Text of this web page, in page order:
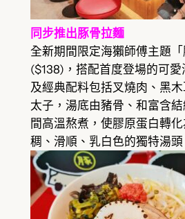
同步推出豚骨拉麵
全新期間限定海獺師傅主題「
($138)，搭配首度登場的可
及經典配料包括叉燒肉、黑
太子，湯底由豬骨、和富含
間高溫熬煮，使膠原蛋白轉
稠、滑順、乳白色的獨特湯頭